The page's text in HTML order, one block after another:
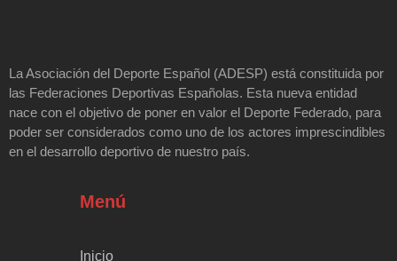
La Asociación del Deporte Español (ADESP) está constituida por
las Federaciones Deportivas Españolas. Esta nueva entidad
nace con el objetivo de poner en valor el Deporte Federado, para
poder ser considerados como uno de los actores imprescindibles
en el desarrollo deportivo de nuestro país.
Menú
Inicio